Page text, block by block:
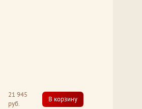
21 945
руб.
В корзину